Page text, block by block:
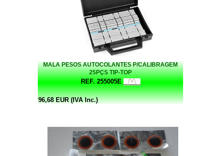
MALA PESOS AUTOCOLANTES P/CALIBRAGEM
25PÇS TIP-TOP
REF. 255005E
96,68 EUR (IVA Inc.)